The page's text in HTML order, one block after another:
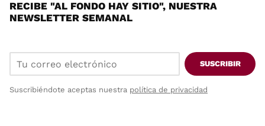
RECIBE "AL FONDO HAY SITIO", NUESTRA
NEWSLETTER SEMANAL
SUSCRIBIR
Suscribiéndote aceptas nuestra política de privacidad